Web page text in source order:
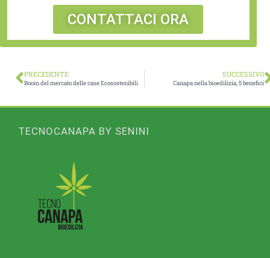
CONTATTACI ORA
PRECEDENTE
Boom del mercato delle case Ecosostenibili
SUCCESSIVO
Canapa nella bioedilizia, 5 benefici
TECNOCANAPA BY SENINI